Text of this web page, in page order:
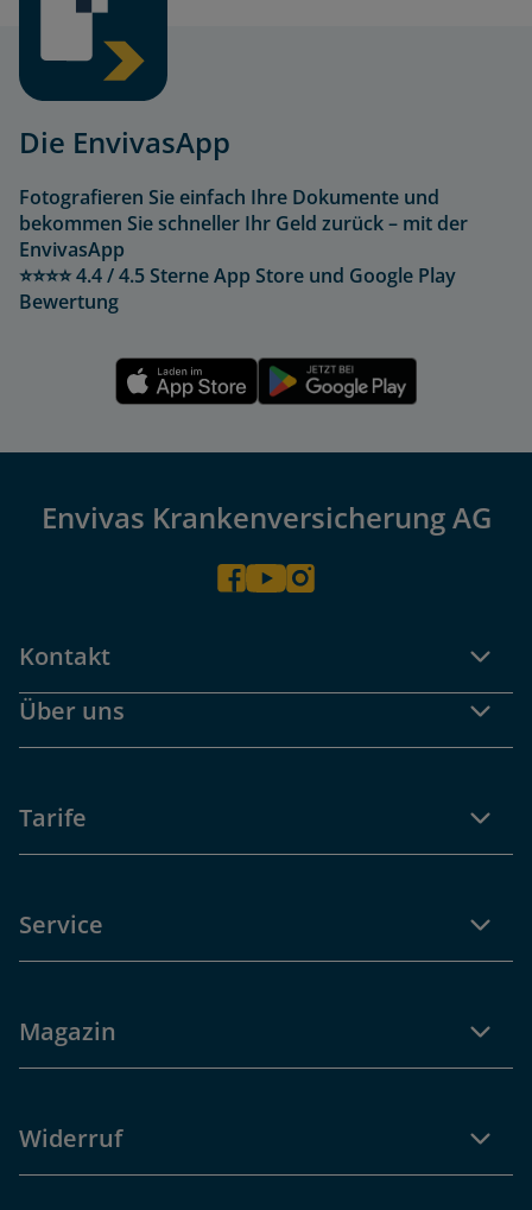
Die EnvivasApp
Fotografieren Sie einfach Ihre Dokumente und
bekommen Sie schneller Ihr Geld zurück – mit der
EnvivasApp
⭐⭐⭐⭐ 4.4 / 4.5 Sterne App Store und Google Play
Bewertung
Envivas Krankenversicherung AG
Kontakt
Über uns
Tarife
Service
Magazin
Widerruf